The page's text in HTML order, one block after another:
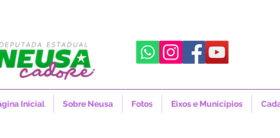
Inicial Sobre Neusa Fotos Eixos e Municípios